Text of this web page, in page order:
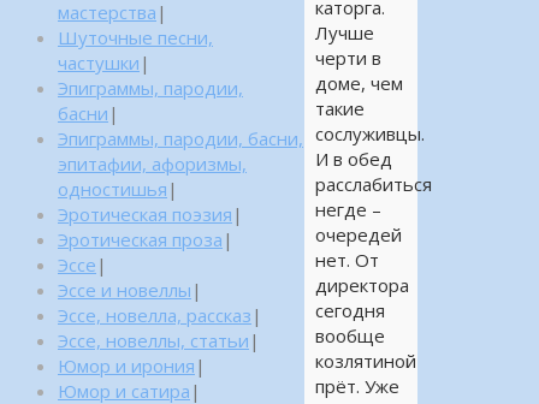
каторга.
Лучше
черти в
доме, чем
такие
сослуживцы.
И в обед
расслабиться
негде –
очередей
нет. От
директора
сегодня
вообще
козлятиной
прёт. Уже
мастерства |
Шуточные песни,
частушки |
Эпиграммы, пародии,
басни |
Эпиграммы, пародии, басни,
эпитафии, афоризмы,
одностишья |
Эротическая поэзия |
Эротическая проза |
Эссе |
Эссе и новеллы |
Эссе, новелла, рассказ |
Эссе, новеллы, статьи |
Юмор и ирония |
Юмор и сатира |